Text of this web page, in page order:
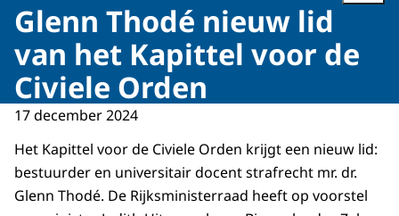
Glenn Thodé nieuw lid
van het Kapittel voor de
Civiele Orden
17 december 2024
Het Kapittel voor de Civiele Orden krijgt een nieuw lid:
bestuurder en universitair docent strafrecht mr. dr.
Glenn Thodé. De Rijksministerraad heeft op voorstel